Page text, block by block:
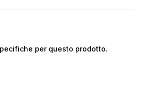
per questo prodotto.